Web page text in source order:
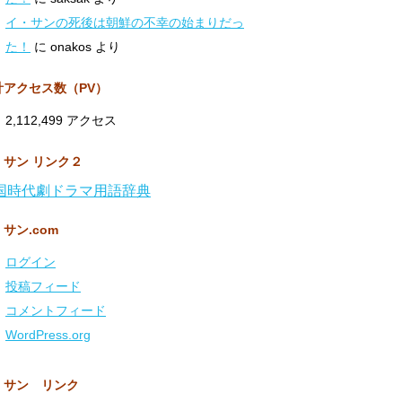
イ・サンの死後は朝鮮の不幸の始まりだっ
た！
に onakos より
アクセス数（PV）
2,112,499 アクセス
サン リンク２
時代劇ドラマ用語辞典
サン.com
ログイン
投稿フィード
コメントフィード
WordPress.org
サン リンク